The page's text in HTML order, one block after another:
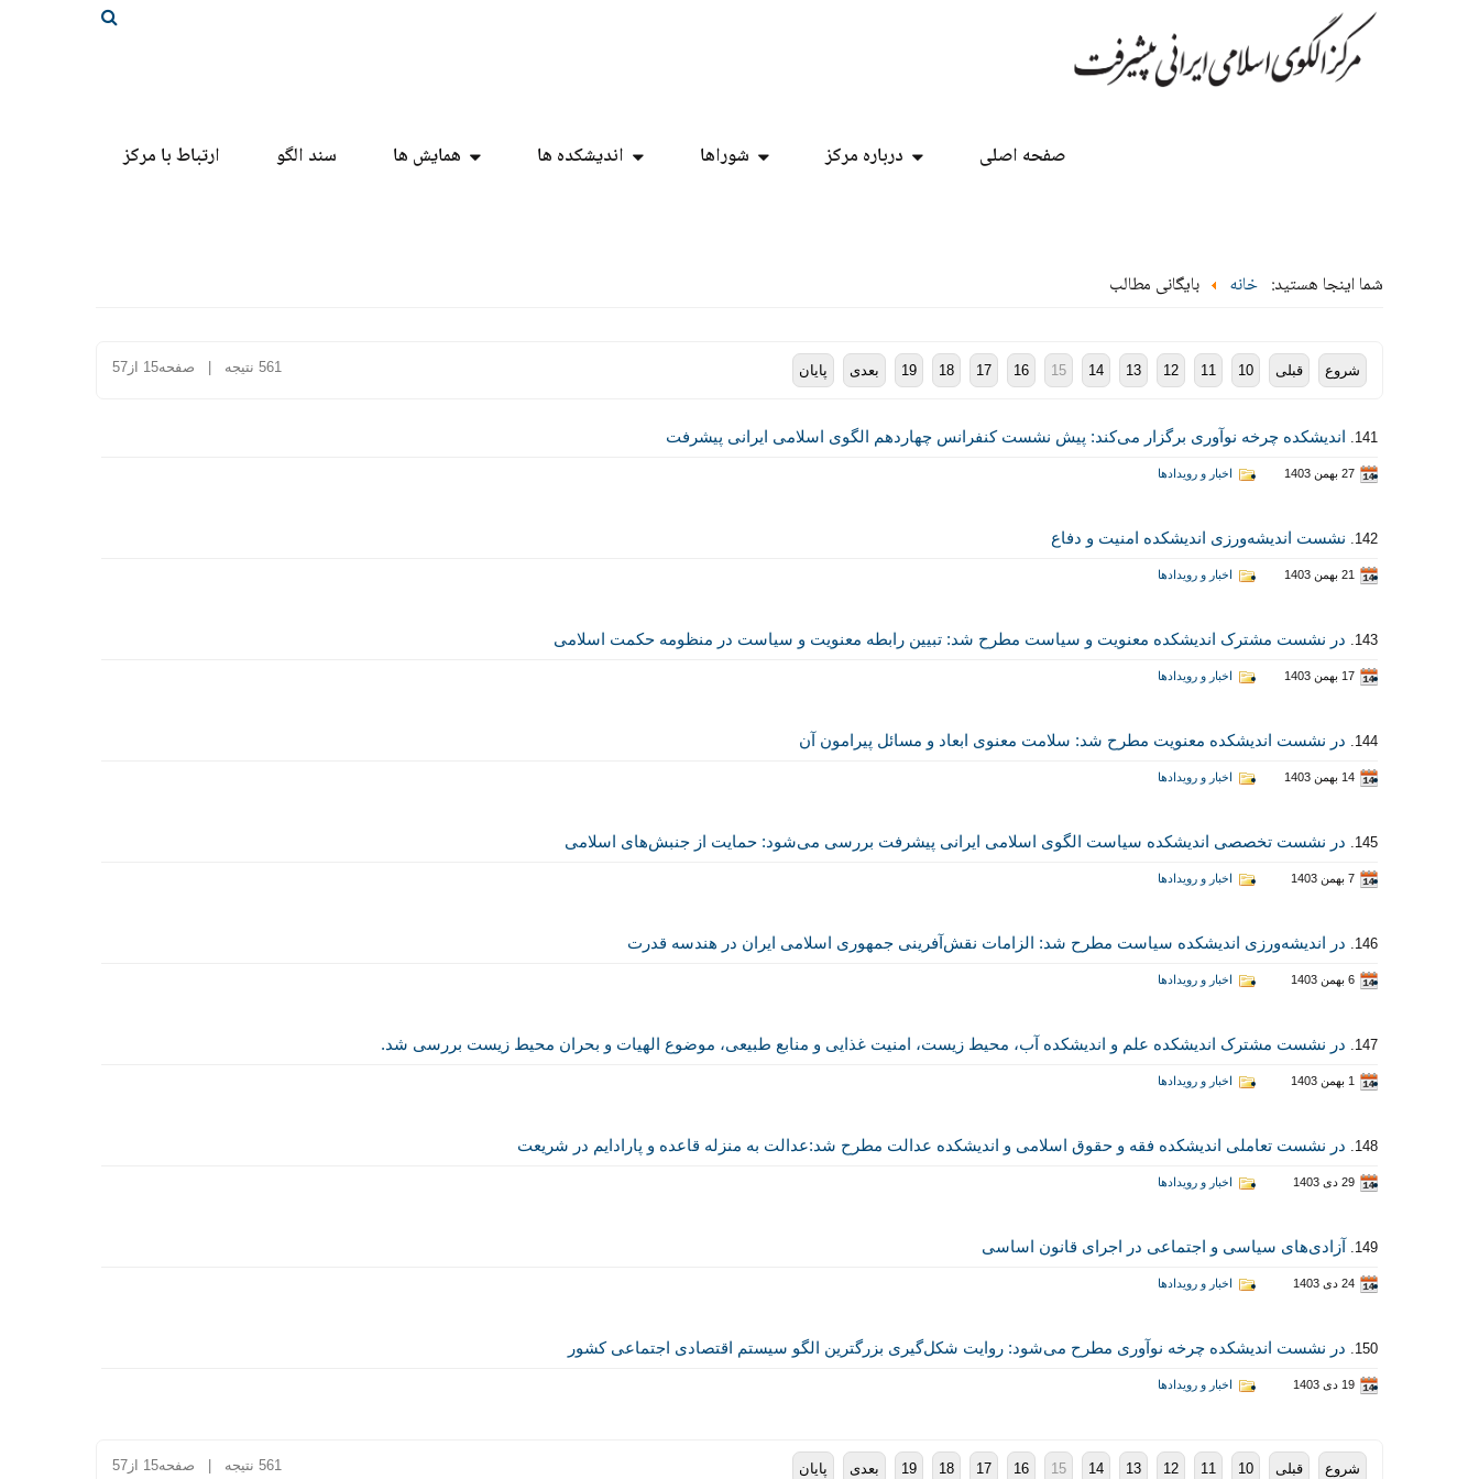
صفحه اصلی درباره مرکز شوراها اندیشکده ها همایش ها سند الگو ارتباط با مرکز
شما اینجا هستید: خانه بایگانی مطالب
شروع قبلی 10
11
12
13
14
15
16
17
18
19 بعدی پایان 561 نتیجه | صفحه15 از57
141. اندیشکده چرخه نوآوری برگزار می‌کند: پیش نشست کنفرانس چهاردهم الگوی اسلامی ایرانی پیشرفت
27 بهمن 1403 اخبار و رویدادها
142. نشست اندیشه‌ورزی اندیشکده امنیت و دفاع
21 بهمن 1403 اخبار و رویدادها
143. در نشست مشترک اندیشکده معنویت و سیاست مطرح شد: تبیین رابطه معنویت و سیاست در منظومه حکمت اسلامی
17 بهمن 1403 اخبار و رویدادها
144. در نشست اندیشکده معنویت مطرح شد: سلامت معنوی ابعاد و مسائل پیرامون آن
14 بهمن 1403 اخبار و رویدادها
145. در نشست تخصصی اندیشکده سیاست الگوی اسلامی ایرانی پیشرفت بررسی می‌شود: حمایت از جنبش‌های اسلامی
7 بهمن 1403 اخبار و رویدادها
146. در اندیشه‌ورزی اندیشکده سیاست مطرح شد: الزامات نقش‌آفرینی جمهوری اسلامی ایران در هندسه قدرت
6 بهمن 1403 اخبار و رویدادها
147. در نشست مشترک اندیشکده علم و اندیشکده آب، محیط زیست، امنیت غذایی و منابع طبیعی، موضوع الهیات و بحران محیط زیست بررسی شد.
1 بهمن 1403 اخبار و رویدادها
148. در نشست تعاملی اندیشکده‌ فقه و حقوق اسلامی و اندیشکده عدالت مطرح شد:عدالت به منزله قاعده و پارادایم در شریعت
29 دی 1403 اخبار و رویدادها
149. آزادی‌های سیاسی و اجتماعی در اجرای قانون اساسی
24 دی 1403 اخبار و رویدادها
150. در نشست اندیشکده چرخه نوآوری مطرح می‌شود: روایت شکل‌گیری بزرگترین الگو سیستم اقتصادی اجتماعی کشور
19 دی 1403 اخبار و رویدادها
شروع قبلی 10
11
12
13
14
15
16
17
18
19 بعدی پایان 561 نتیجه | صفحه15 از57